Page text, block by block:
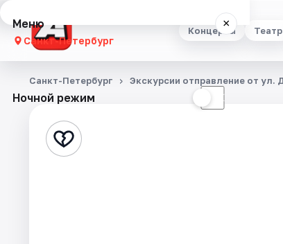
Концерты Театр
Меню ×
Санкт-Петербург
Концерты
Стендап
Ночной режим ☾
Санкт-Петербург Экскурсии отправление от ул.